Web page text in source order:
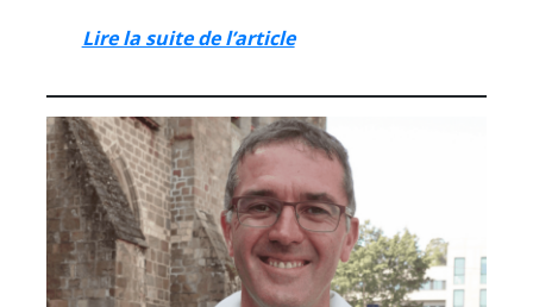
Lire la suite de l’article